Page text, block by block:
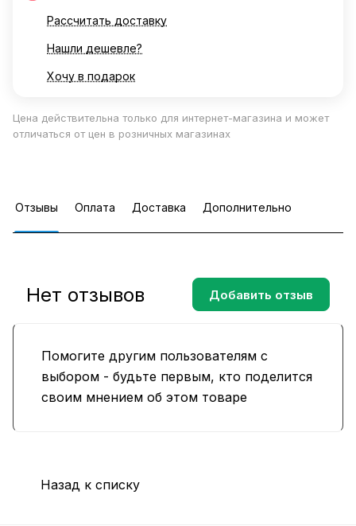
Рассчитать доставку
Нашли дешевле?
Хочу в подарок
Цена действительна только для интернет-магазина и может
отличаться от цен в розничных магазинах
Отзывы Оплата Доставка Дополнительно
Помогите другим пользователям с
выбором - будьте первым, кто поделится
своим мнением об этом товаре
Нет отзывов Добавить отзыв
Назад к списку